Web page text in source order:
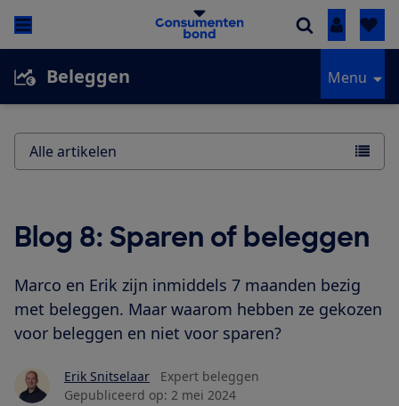
Inloggen
Beleggen Menu
Blog 8: Sparen of beleggen
Marco en Erik zijn inmiddels 7 maanden bezig
met beleggen. Maar waarom hebben ze gekozen
voor beleggen en niet voor sparen?
Erik Snitselaar
Expert beleggen
Gepubliceerd op: 2 mei 2024
Alle artikelen